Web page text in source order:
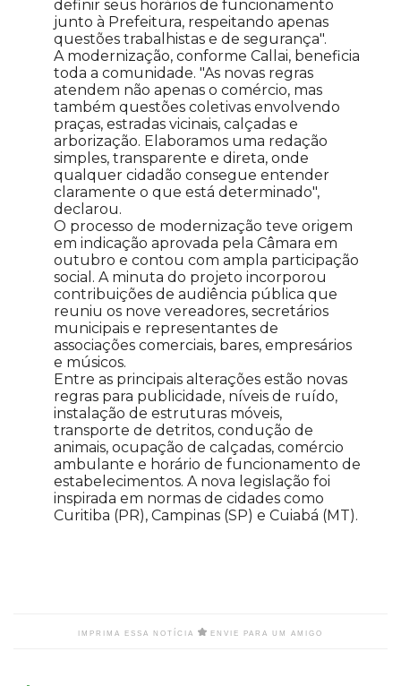
definir seus horários de funcionamento
junto à Prefeitura, respeitando apenas
questões trabalhistas e de segurança".
A modernização, conforme Callai, beneficia
toda a comunidade. "As novas regras
atendem não apenas o comércio, mas
também questões coletivas envolvendo
praças, estradas vicinais, calçadas e
arborização. Elaboramos uma redação
simples, transparente e direta, onde
qualquer cidadão consegue entender
claramente o que está determinado",
declarou.
O processo de modernização teve origem
em indicação aprovada pela Câmara em
outubro e contou com ampla participação
social. A minuta do projeto incorporou
contribuições de audiência pública que
reuniu os nove vereadores, secretários
municipais e representantes de
associações comerciais, bares, empresários
e músicos.
Entre as principais alterações estão novas
regras para publicidade, níveis de ruído,
instalação de estruturas móveis,
transporte de detritos, condução de
animais, ocupação de calçadas, comércio
ambulante e horário de funcionamento de
estabelecimentos. A nova legislação foi
inspirada em normas de cidades como
Curitiba (PR), Campinas (SP) e Cuiabá (MT).
IMPRIMA ESSA NOTÍCIA ENVIE PARA UM AMIGO